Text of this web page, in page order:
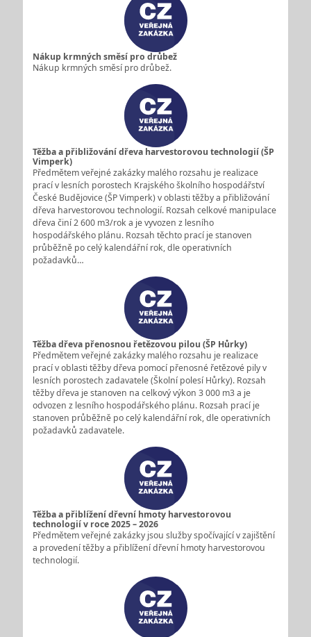
Nákup krmných směsí pro drůbež
Nákup krmných směsí pro drůbež.
Těžba a přibližování dřeva harvestorovou technologií (ŠP
Vimperk)
Předmětem veřejné zakázky malého rozsahu je realizace
prací v lesních porostech Krajského školního hospodářství
České Budějovice (ŠP Vimperk) v oblasti těžby a přibližování
dřeva harvestorovou technologií. Rozsah celkové manipulace
dřeva činí 2 600 m3/rok a je vyvozen z lesního
hospodářského plánu. Rozsah těchto prací je stanoven
průběžně po celý kalendářní rok, dle operativních
požadavků…
Těžba dřeva přenosnou řetězovou pilou (ŠP Hůrky)
Předmětem veřejné zakázky malého rozsahu je realizace
prací v oblasti těžby dřeva pomocí přenosné řetězové pily v
lesních porostech zadavatele (Školní polesí Hůrky). Rozsah
těžby dřeva je stanoven na celkový výkon 3 000 m3 a je
odvozen z lesního hospodářského plánu. Rozsah prací je
stanoven průběžně po celý kalendářní rok, dle operativních
požadavků zadavatele.
Těžba a přiblížení dřevní hmoty harvestorovou
technologií v roce 2025 – 2026
Předmětem veřejné zakázky jsou služby spočívající v zajištění
a provedení těžby a přiblížení dřevní hmoty harvestorovou
technologií.